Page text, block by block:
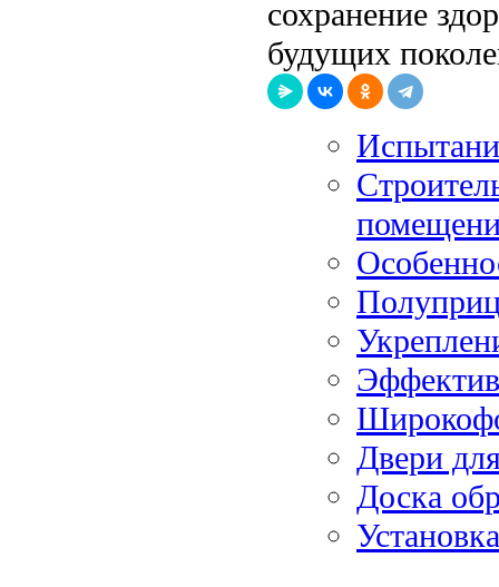
сохранение
будущих
Двери
Доска